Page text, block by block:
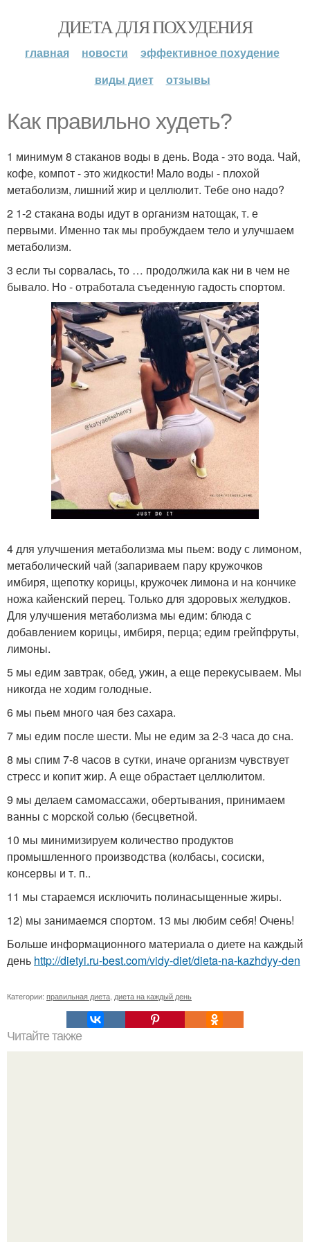
ДИЕТА ДЛЯ ПОХУДЕНИЯ
главная новости
эффективное похудение
виды диет
отзывы
Как правильно худеть?
1 минимум 8 стаканов воды в день. Вода - это вода. Чай,
кофе, компот - это жидкости! Мало воды - плохой
метаболизм, лишний жир и целлюлит. Тебе оно надо?
2 1-2 стакана воды идут в организм натощак, т. е
первыми. Именно так мы пробуждаем тело и улучшаем
метаболизм.
3 если ты сорвалась, то … продолжила как ни в чем не
бывало. Но - отработала съеденную гадость спортом.
4 для улучшения метаболизма мы пьем: воду с лимоном,
метаболический чай (запариваем пару кружочков
имбиря, щепотку корицы, кружочек лимона и на кончике
ножа кайенский перец. Только для здоровых желудков.
Для улучшения метаболизма мы едим: блюда с
добавлением корицы, имбиря, перца; едим грейпфруты,
лимоны.
5 мы едим завтрак, обед, ужин, а еще перекусываем. Мы
никогда не ходим голодные.
6 мы пьем много чая без сахара.
7 мы едим после шести. Мы не едим за 2-3 часа до сна.
8 мы спим 7-8 часов в сутки, иначе организм чувствует
стресс и копит жир. А еще обрастает целлюлитом.
9 мы делаем самомассажи, обертывания, принимаем
ванны с морской солью (бесцветной.
10 мы минимизируем количество продуктов
промышленного производства (колбасы, сосиски,
консервы и т. п..
11 мы стараемся исключить полинасыщенные жиры.
12) мы занимаемся спортом. 13 мы любим себя! Очень!
Больше информационного материала о диете на каждый
день http://dietyi.ru-best.com/vidy-diet/dieta-na-kazhdyy-den
Категории: правильная диета диета на каждый день
Читайте также